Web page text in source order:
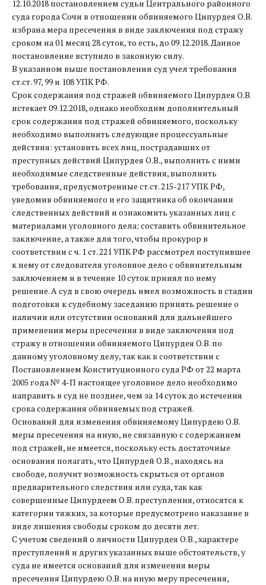
12.10.2018 постановлением судьи Центрального районного
суда города Сочи в отношении обвиняемого Ципурдея О.В.
избрана мера пресечения в виде заключения под стражу
сроком на 01 месяц 28 суток, то есть, до 09.12.2018. Данное
постановление вступило в законную силу.
В указанном выше постановлении суд учел требования
ст.ст. 97, 99 и 108 УПК РФ.
Срок содержания под стражей обвиняемого Ципурдея О.В.
истекает 09.12.2018, однако необходим дополнительный
срок содержания под стражей обвиняемого, поскольку
необходимо выполнить следующие процессуальные
действия: установить всех лиц, пострадавших от
преступных действий Ципурдея О.В., выполнить с ними
необходимые следственные действия, выполнить
требования, предусмотренные ст.ст. 215-217 УПК РФ,
уведомив обвиняемого и его защитника об окончании
следственных действий и ознакомить указанных лиц с
материалами уголовного дела; составить обвинительное
заключение, а также для того, чтобы прокурор в
соответствии с ч. 1 ст. 221 УПК РФ рассмотрел поступившее
к нему от следователя уголовное дело с обвинительным
заключением и в течение 10 суток принял по нему
решение. А суд в свою очередь имел возможность в стадии
подготовки к судебному заседанию принять решение о
наличии или отсутствии оснований для дальнейшего
применения меры пресечения в виде заключения под
стражу в отношении обвиняемого Ципурдея О.В. по
данному уголовному делу, так как в соответствии с
Постановлением Конституционного суда РФ от 22 марта
2005 года № 4-П настоящее уголовное дело необходимо
направить в суд не позднее, чем за 14 суток до истечения
срока содержания обвиняемых под стражей.
Оснований для изменения обвиняемому Ципурдею О.В.
меры пресечения на иную, не связанную с содержанием
под стражей, не имеется, поскольку есть достаточные
основания полагать, что Ципурдей О.В., находясь на
свободе, получит возможность скрыться от органов
предварительного следствия или суда, так как
совершенные Ципурдеем О.В. преступления, относятся к
категории тяжких, за которые предусмотрено наказание в
виде лишения свободы сроком до десяти лет.
С учетом сведений о личности Ципурдея О.В., характере
преступлений и других указанных выше обстоятельств, у
суда не имеется оснований для изменения меры
пресечения Ципурдею О.В. на иную меру пресечения,